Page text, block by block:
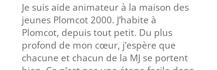
Je suis aide animateur à la maison des
jeunes Plomcot 2000. J’habite à
Plomcot, depuis tout petit. Du plus
profond de mon cœur, j’espère que
chacune et chacun de la MJ se portent